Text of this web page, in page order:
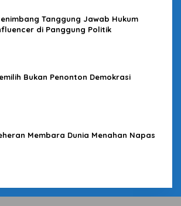
Tanggung Jawab Hukum
di Panggung Politik
Bukan Penonton Demokrasi
Membara Dunia Menahan Napas